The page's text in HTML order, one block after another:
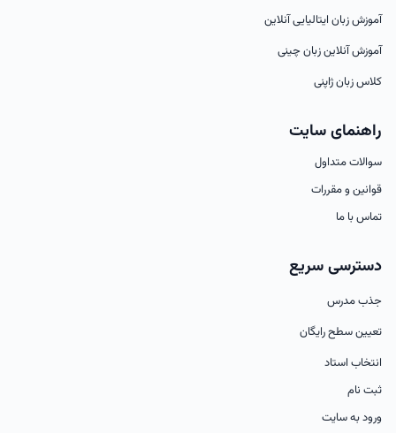
آموزش زبان ایتالیایی آنلاین
آموزش آنلاین زبان چینی
کلاس زبان ژاپنی
راهنمای سایت
سوالات متداول
قوانین و مقررات
تماس با ما
دسترسی سریع
جذب مدرس
تعیین سطح رایگان
انتخاب استاد
ثبت نام
ورود به سایت